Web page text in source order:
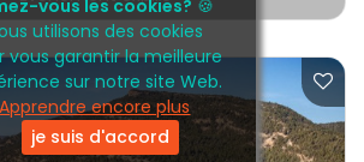
vous les cookies? 🍪
utilisons des cookies
vous garantir la meilleure
sur notre site Web.
Apprendre encore plus
je suis d'accord